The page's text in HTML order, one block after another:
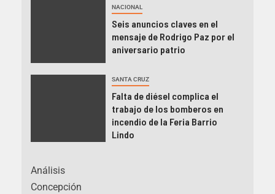
NACIONAL
Seis anuncios claves en el
mensaje de Rodrigo Paz por el
aniversario patrio
SANTA CRUZ
Falta de diésel complica el
trabajo de los bomberos en
incendio de la Feria Barrio
Lindo
Análisis
Concepción